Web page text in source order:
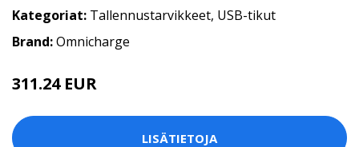
Kategoriat: Tallennustarvikkeet, USB-tikut
Brand:Omnicharge
311.24 EUR
LISÄTIETOJA